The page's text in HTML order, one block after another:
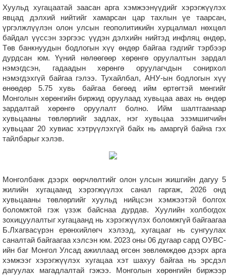
Хуульд хугацаатай заасан арга хэмжээнүүдийг хэрэгжүүлэх
явцад дэлхий нийтийг хамарсан цар тахлын үе таарсан,
үргэлжлүүлэн олон улсын геополитикийн хурцалмал нөхцөл
байдал үүссэн зэргээс үүдэн дэлхийн нийтэд инфляц өндөр,
Төв банкнуудын бодлогын хүү өндөр байгаа гэдгийг тэрбээр
дурдсан юм. Үүний нөлөөгөөр хөрөнгө оруулалтын зардал
нэмэгдсэн, гадаадын хөрөнгө оруулагчдын сонирхол
нэмэгдэхгүй байгаа гэлээ. Тухайлбал, АНУ-ын бодлогын хүү
өнөөдөр 5.75 хувь байгаа бөгөөд ийм өртөгтэй мөнгийг
Монголын хөрөнгийн биржид оруулаад хувьцаа авах нь өндөр
зардалтай хөрөнгө оруулалт болно. Ийм шалтгаанаар
хувьцааны төвлөрлийг задлах, нэг хувьцаа эзэмшигчийн
хувьцааг 20 хувиас хэтрүүлэхгүй байх нь амаргүй байна гэх
тайлбарыг хэлэв.
Монголбанк дээрх өөрчлөлтийг олон улсын жишгийн дагуу 5
жилийн хугацаанд хэрэгжүүлэх санал гаргаж, 2026 онд
хувьцааны төвлөрлийг хуульд нийцсэн хэмжээтэй болгох
боломжтой гэж үзэж байснаа дурдав. Хуулийн холбогдох
зохицуулалтыг хугацаанд нь хэрэгжүүлэх боломжгүй байгаагаа
Б.Лхагвасүрэн ерөнхийлөгч хэлээд, хугацааг нь сунгуулах
саналтай байгаагаа хэлсэн юм. 2023 оны 06 дугаар сард ОУВС-
ийн баг Монгол Улсад ажиллаад өгсөн зөвлөмждөө дээрх арга
хэмжээг хэрэгжүүлэх хугацаа хэт шахуу байгаа нь эрсдэл
дагуулах магадлалтай гэжээ. Монголын хөрөнгийн биржээр